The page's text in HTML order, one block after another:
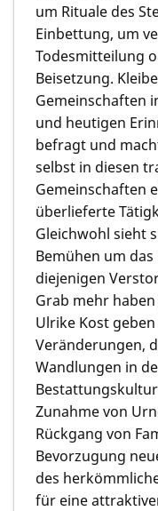
um Rituale des
Einbettung, um
Todesmitteilung
Beisetzung.
Gemeinschaften
und heutigen
befragt und
selbst in diesen
Gemeinschaften
überlieferte
Gleichwohl sieht
Bemühen um
diejenigen
Grab mehr
Ulrike Kost
Veränderungen,
Wandlungen in
Zunahme von
Rückgang von
Bevorzugung
des
für eine